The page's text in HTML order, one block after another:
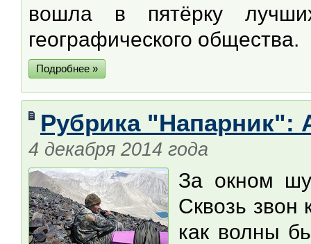
вошла в пятёрку
географического общества.
Подробнее »
Рубрика "Напарник":
4 декабря 2014 года
За окном
Сквозь звон
как волны